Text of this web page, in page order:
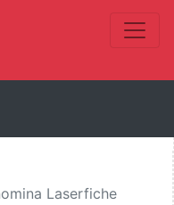
Laserfiche